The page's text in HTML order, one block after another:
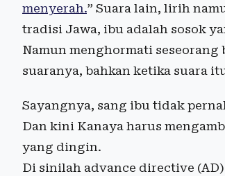
menyerah.” Suara lain, lirih
tradisi Jawa, ibu adalah sosok
Namun menghormati
suaranya, bahkan ketika suara
Sayangnya, sang ibu tidak
Dan kini Kanaya harus
yang dingin.
Di sinilah advance directive